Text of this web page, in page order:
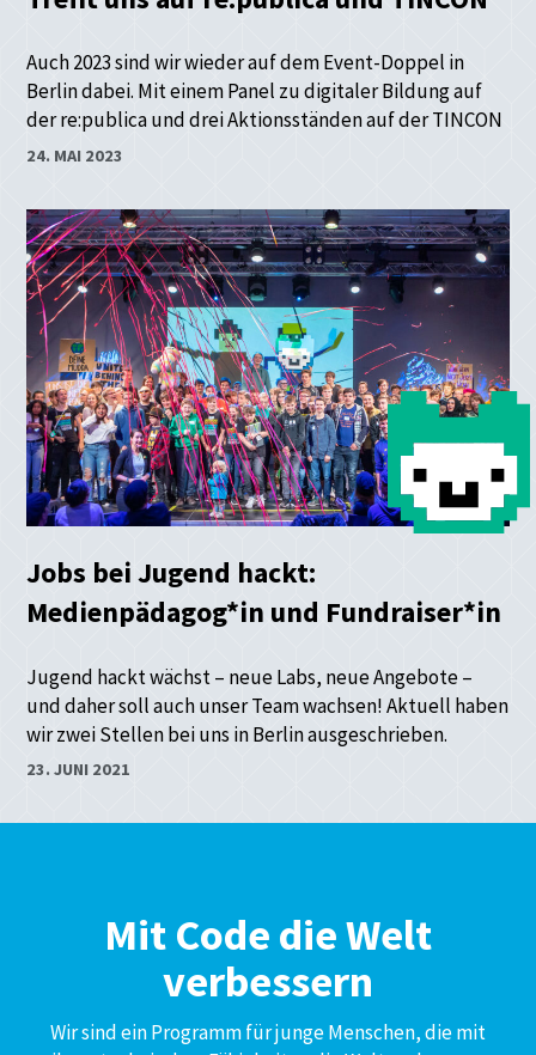
Auch 2023 sind wir wieder auf dem Event-Doppel in
Berlin dabei. Mit einem Panel zu digitaler Bildung auf
der re:publica und drei Aktionsständen auf der TINCON
24. MAI 2023
Jobs bei Jugend hackt:
Medienpädagog*in und Fundraiser*in
Jugend hackt wächst – neue Labs, neue Angebote –
und daher soll auch unser Team wachsen! Aktuell haben
wir zwei Stellen bei uns in Berlin ausgeschrieben.
23. JUNI 2021
Mit Code die Welt
verbessern
Wir sind ein Programm für junge Menschen, die mit